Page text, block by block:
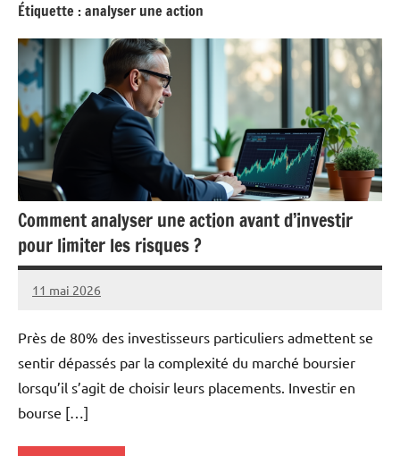
Étiquette :analyser une action
Comment analyser une action avant d’investir
pour limiter les risques ?
11 mai 2026
Pascal
Aucun
Près de 80% des investisseurs particuliers admettent se
sentir dépassés par la complexité du marché boursier
lorsqu’il s’agit de choisir leurs placements. Investir en
bourse […]